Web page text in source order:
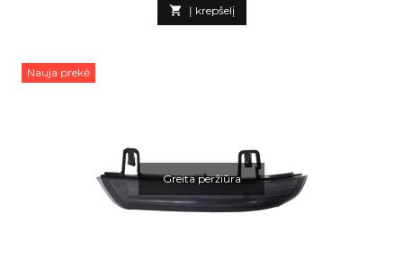
 Į krepšelį
Nauja prekė
Greita peržiūra